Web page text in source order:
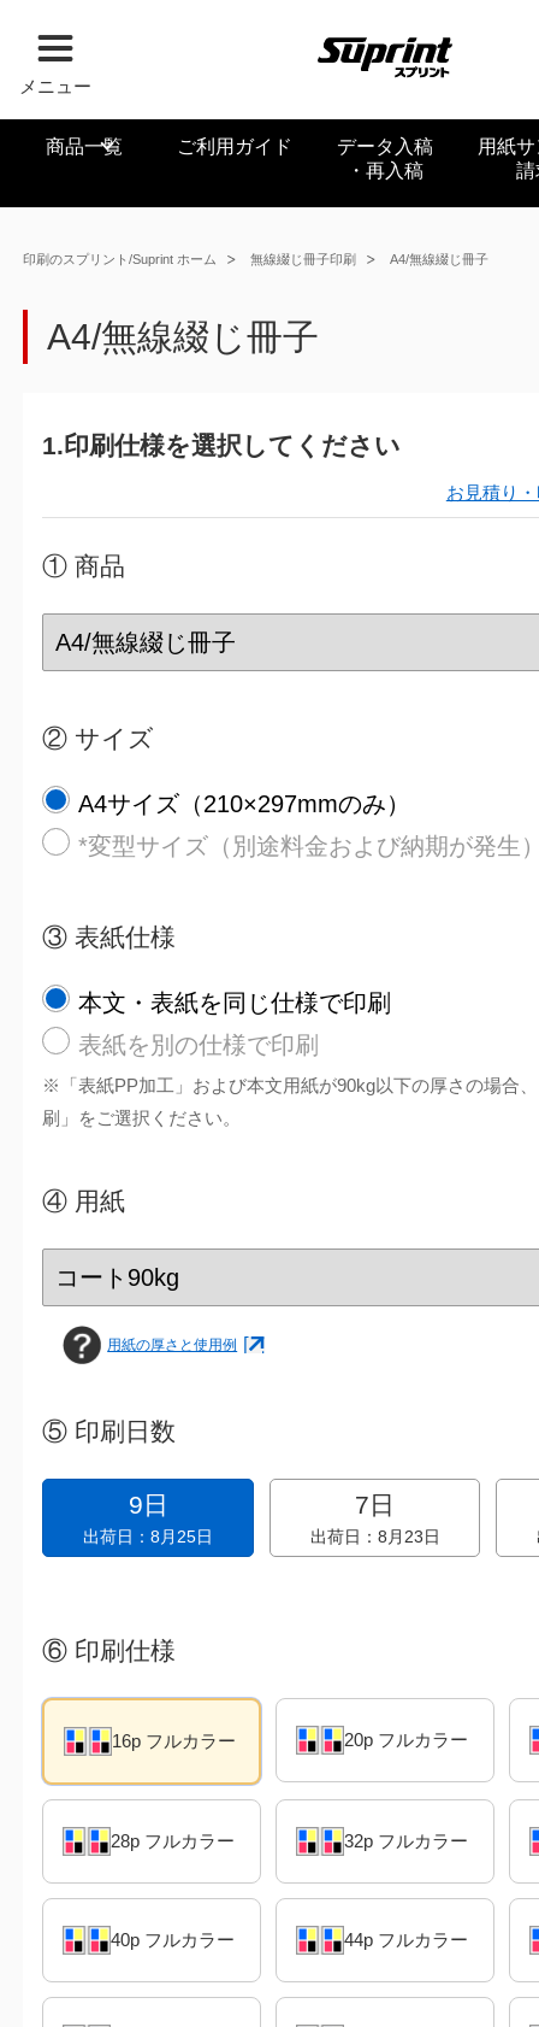
メニュー
商品一覧 ご利用ガイド
データ入稿
・再入稿
用紙
請
印刷のスプリント/Suprint ホーム 無線綴じ冊子印刷 A4/無線綴じ冊子
A4/無線綴じ冊子
1.印刷仕様を選択してください
お見積り
① 商品
② サイズ
A4サイズ（210×297mmのみ）
*変型サイズ（別途料金および納期が発生
③ 表紙仕様
本文・表紙を同じ仕様で印刷
表紙を別の仕様で印刷
※「表紙PP加工」および本文用紙が90kg以下の厚さの場合
刷」をご選択ください。
④ 用紙
用紙の厚さと使用例
⑤ 印刷日数
9日
出荷日：8月25日
7日
出荷日：8月23日
⑥ 印刷仕様
16p フルカラー 20p フルカラー
28p フルカラー 32p フルカラー
40p フルカラー 44p フルカラー